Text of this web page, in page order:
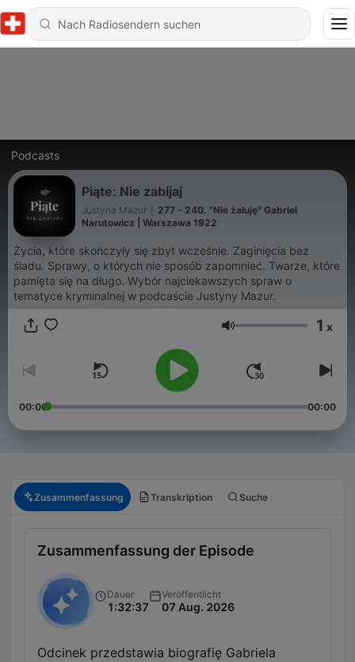
Podcasts
Piąte: Nie zabijaj
Justyna Mazur
277 - 240. "Nie żałuję" Gabriel
Narutowicz | Warszawa 1922
Życia, które skończyły się zbyt wcześnie. Zaginięcia bez
śladu. Sprawy, o których nie sposób zapomnieć. Twarze, które
pamięta się na długo. Wybór najciekawszych spraw o
tematyce kryminalnej w podcaście Justyny Mazur.
Lautstärke 1 x
00:00 00:00
Zusammenfassung Transkription Suche
Zusammenfassung der Episode
Dauer
1:32:37
Veröffentlicht
07 Aug. 2026
Odcinek przedstawia biografię Gabriela